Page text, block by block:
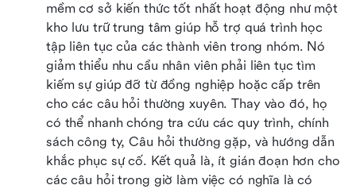
mềm cơ sở kiến thức tốt nhất hoạt động như một
kho lưu trữ trung tâm giúp hỗ trợ quá trình học
tập liên tục của các thành viên trong nhóm. Nó
giảm thiểu nhu cầu nhân viên phải liên tục tìm
kiếm sự giúp đỡ từ đồng nghiệp hoặc cấp trên
cho các câu hỏi thường xuyên. Thay vào đó, họ
có thể nhanh chóng tra cứu các quy trình, chính
sách công ty, Câu hỏi thường gặp, và hướng dẫn
khắc phục sự cố. Kết quả là, ít gián đoạn hơn cho
các câu hỏi trong giờ làm việc có nghĩa là có